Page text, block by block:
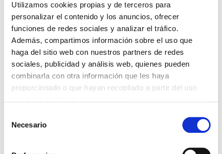
Utilizamos cookies propias y de terceros para
personalizar el contenido y los anuncios, ofrecer
funciones de redes sociales y analizar el tráfico.
Además, compartimos información sobre el uso que
haga del sitio web con nuestros partners de redes
sociales, publicidad y análisis web, quienes pueden
combinarla con otra información que les haya
proporcionado o que hayan recopilado a partir del uso
Necesario
FORMACIÓN
Calendario de eventos
Ayudas y becas
Biblioteca
Unidad de Apoyo a la Investigación y Producción científica
Observatorio de Incidencias Profesionales
PRÓXIMOS EVENTOS
26/01/2026